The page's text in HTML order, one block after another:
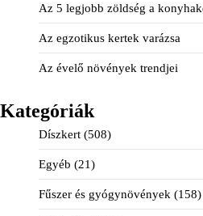
Az 5 legjobb zöldség a
Az egzotikus kertek varázsa
Az évelő növények trendjei
Kategóriák
Díszkert (508)
Egyéb (21)
Fűszer és gyógynövények (158)